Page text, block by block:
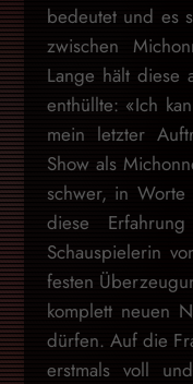
bedeutet und es
zwischen
Lange hält diese
enthüllte: «Ich
mein letzter
Show als
schwer, in
diese
Schauspielerin
festen
komplett neuen
dürfen. Auf die
erstmals voll